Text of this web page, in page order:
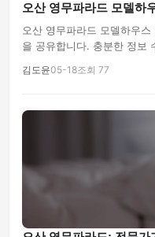
오산 영무파라드 모델하
오산 영무파라드 모델하우
을 공유합니다. 충분한 정보
김도윤05-18조회 77